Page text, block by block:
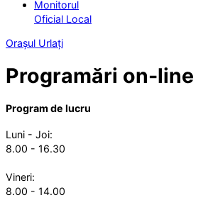
Monitorul
Oficial Local
Orașul Urlați
Programări on-line
Program de lucru
Luni - Joi:
8.00 - 16.30
Vineri:
8.00 - 14.00